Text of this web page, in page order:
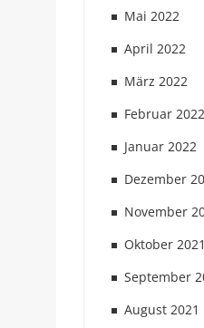
Mai 2022
April 2022
März 2022
Februar 2022
Januar 2022
Dezember
November
Oktober 2021
September
August 2021